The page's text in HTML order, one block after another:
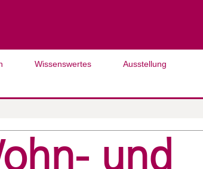
Wissenswertes Ausstellung
und